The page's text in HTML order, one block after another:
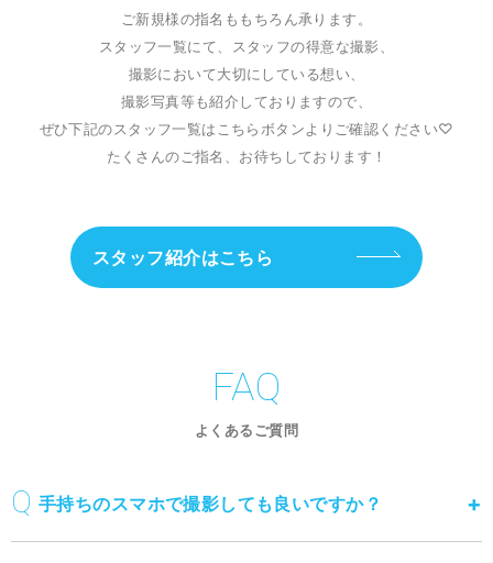
ご新規様の指名ももちろん承ります。
スタッフ一覧にて、スタッフの得意な撮影、
撮影において大切にしている想い、
撮影写真等も紹介しておりますので、
ぜひ下記のスタッフ一覧はこちらボタンよりご確認ください♡
たくさんのご指名、お待ちしております！
スタッフ紹介はこちら
FAQ
よくあるご質問
手持ちのスマホで撮影しても良いですか？